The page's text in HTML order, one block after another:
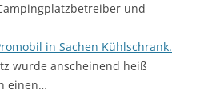
und
in Sachen Kühlschrank.
wurde anscheinend heiß
einen…